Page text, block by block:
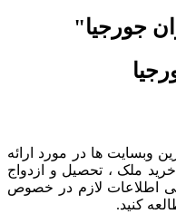
وبسایت ها در مورد ارائه
ملک ، تحصیل و ازدواج
اطلاعات لازم در خصوص
کنید.